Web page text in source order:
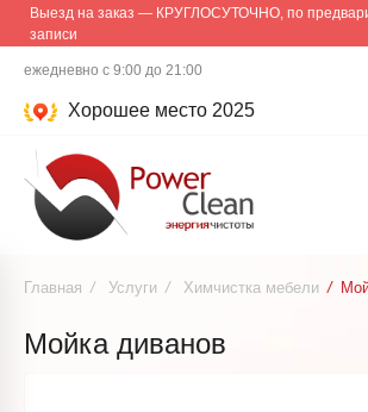
Выезд на заказ — КРУГЛОСУТОЧНО, по
записи
ежедневно с 9:00 до 21:00
Хорошее место 2025
Главная / Услуги / Химчистка мебели /
Мойка диванов